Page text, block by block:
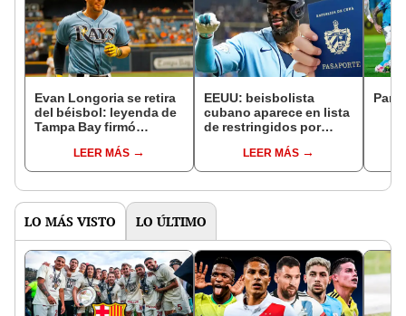
Evan Longoria se retira
del béisbol: leyenda de
Tampa Bay firmó
despedirse de la MLB
LEER MÁS
EEUU: beisbolista
cubano aparece en lista
de restringidos por
pasaporte previo a
juego de MLB
LEER MÁS
LO MÁS VISTO LO ÚLTIMO